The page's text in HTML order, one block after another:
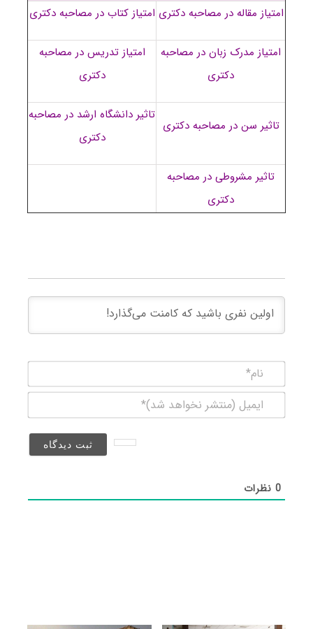
امتیاز مقاله در مصاحبه دکتری امتیاز کتاب در مصاحبه دکتری
امتیاز مدرک زبان در مصاحبه
دکتری
امتیاز تدریس در مصاحبه
دکتری
تاثیر سن در مصاحبه دکتری
تاثیر دانشگاه ارشد در مصاحبه
دکتری
تاثیر مشروطی در مصاحبه
دکتری
(منتشر
0نظرات